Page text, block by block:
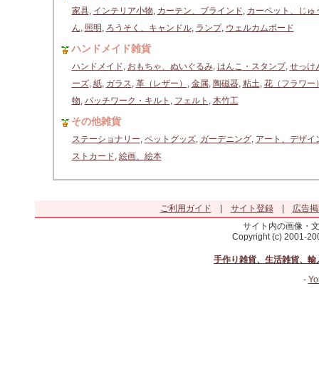
家具, インテリア小物, カーテン、ブラインド, カーペット、じゅ
ん, 照明 , ろうそく、キャンドル, ランプ, ウェルカムボード
ハンドメイド雑貨
ハンドメイド, おもちゃ、ぬいぐるみ, はんこ・スタンプ, せっけ
ーズ, 紙, ガラス, 革（レザー） , 金属, 陶磁器, 粘土, 花（フラワー
物, パッチワーク・キルト , フェルト , 木竹工
その他雑貨
ステーショナリー, ペットグッズ, ガーデニング, アート、デザイ
ストカード, 絵画、絵本
ご利用ガイド サイト登録|
広告
サイト内の画像・
Copyright (c) 2001-
手作り雑貨、生活雑貨、
-